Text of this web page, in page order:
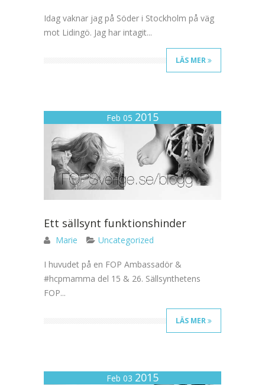
Idag vaknar jag på Söder i Stockholm på väg
mot Lidingö. Jag har intagit...
LÄS MER
Feb 05 2015
Ett sällsynt funktionshinder
Marie Uncategorized
I huvudet på en FOP Ambassadör &
#hcpmamma del 15 & 26. Sällsynthetens
FOP...
LÄS MER
Feb 03 2015